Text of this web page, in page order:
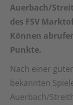
Auerbach/
des FSV
Können
Punkte.
Nach einer
bekannten
Auerbach/